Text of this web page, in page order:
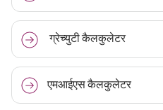
ग्रेच्युटी कैलकुलेटर
एमआईएस कैलकुलेटर